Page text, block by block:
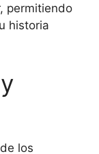
permitiendo
historia
los